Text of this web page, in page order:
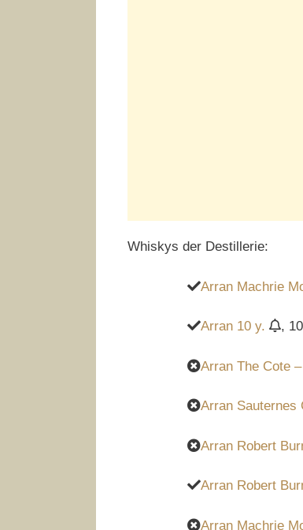
Whiskys der Destillerie:
Arran Machrie
Arran 10 y. ,
Arran The Cote
Arran Sauternes
Arran Robert
Arran Robert
Arran Machrie